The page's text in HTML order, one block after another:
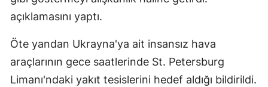
açıklamasını yaptı.
Öte yandan Ukrayna'ya ait insansız hava
araçlarının gece saatlerinde St. Petersburg
Limanı'ndaki yakıt tesislerini hedef aldığı bildirildi.